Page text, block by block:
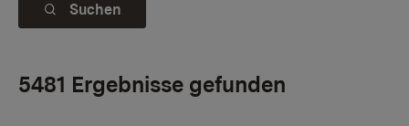
Suchen
5481 Ergebnisse gefunden